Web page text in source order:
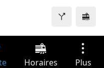
Horaires Plus